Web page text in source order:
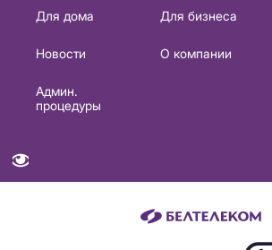
Основная
навигация
Для дома Для бизнеса
Новости
О компании
Админ.
процедуры